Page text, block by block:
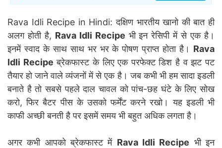
Rava Idli Recipe in Hindi: दक्षिण भारतीय खानो की बात ही
अलग होती है, Rava Idli Recipe भी इन रेसिपी में से एक है।
इनमें स्वाद के साथ साथ भर भर के पोषण प्राप्त होता है। Rava
Idli Recipe ब्रेकफास्ट के लिए एक परफेक्ट डिश है व झट पट
तैयार हो जाने वाले व्यंजनों में से एक है। जब कभी भी हम सादा इडली
बनाते है तो सबसे पहले दाल चावल को पांच-छह घंटे के लिए सोख
करो, फिर बैटर पीस के उसको फर्मेंट करने रखो। यह इडली भी
काफी अच्छी बनती है पर इसमें समय भी बहुत अधिक लगता है।
अगर कभी आपको ब्रेकफास्ट में Rava Idli Recipe भी इन